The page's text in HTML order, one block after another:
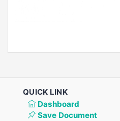
QUICK LINK
Dashboard
Save Document